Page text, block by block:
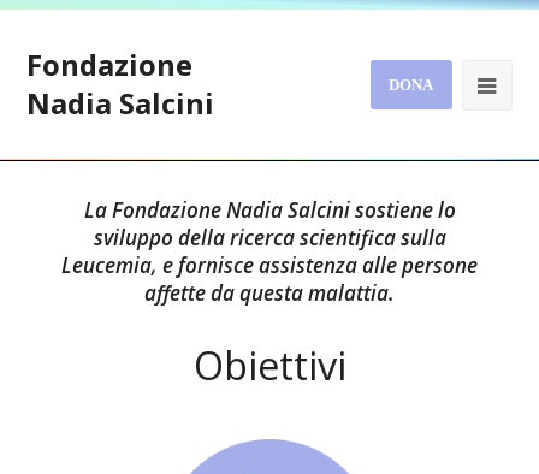
Fondazione
Nadia Salcini
DONA
La Fondazione Nadia Salcini sostiene lo
sviluppo della ricerca scientifica sulla
Leucemia, e fornisce assistenza alle persone
affette da questa malattia.
Obiettivi